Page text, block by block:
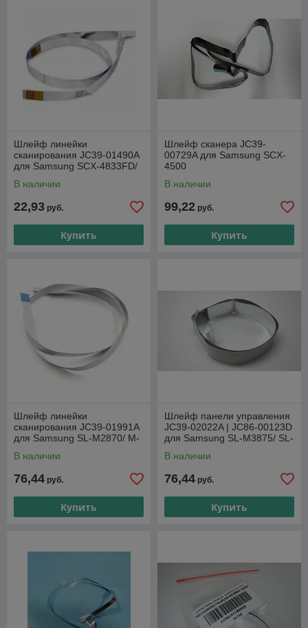
Шлейф линейки
сканирования JC39-01490A
для Samsung SCX-4833FD/
В наличии
22,93 руб.
Купить
Шлейф сканера JC39-
00729A для Samsung SCX-
4500
В наличии
99,22 руб.
Купить
Шлейф линейки
сканирования JC39-01991A
для Samsung SL-M2870/ M-
В наличии
76,44 руб.
Купить
Шлейф панели управления
JC39-02022A | JC86-00123D
для Samsung SL-M3875/ SL-
3335/ 3345
В наличии
76,44 руб.
Купить